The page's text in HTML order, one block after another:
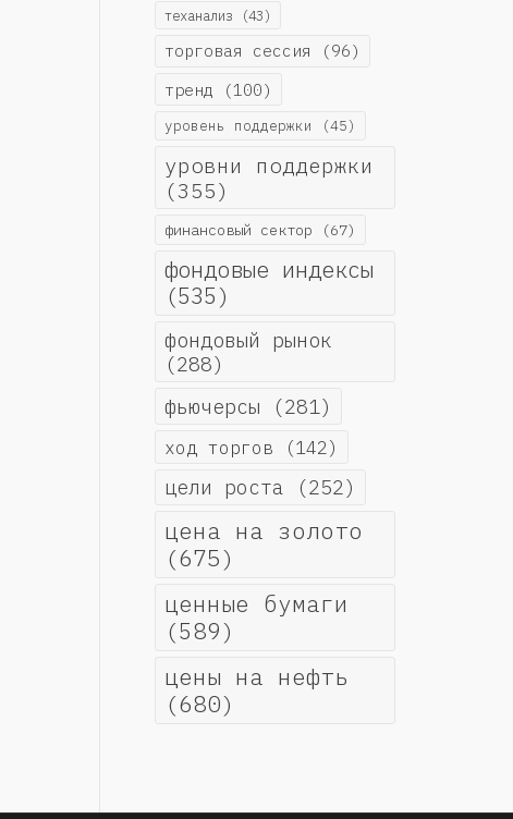
теханализ (43)
торговая сессия (96)
тренд (100)
уровень поддержки (45)
уровни поддержки
(355)
финансовый сектор (67)
фондовые индексы
(535)
фондовый рынок
(288)
фьючерсы (281)
ход торгов (142)
цели роста (252)
цена на золото
(675)
ценные бумаги
(589)
цены на нефть
(680)